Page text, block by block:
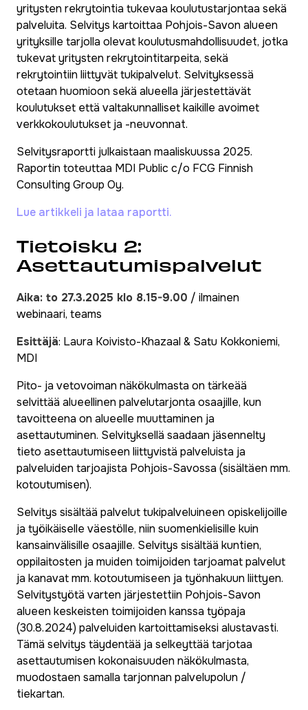
yritysten rekrytointia tukevaa koulutustarjontaa sekä
palveluita. Selvitys kartoittaa Pohjois-Savon alueen
yrityksille tarjolla olevat koulutusmahdollisuudet, jotka
tukevat yritysten rekrytointitarpeita, sekä
rekrytointiin liittyvät tukipalvelut. Selvityksessä
otetaan huomioon sekä alueella järjestettävät
koulutukset että valtakunnalliset kaikille avoimet
verkkokoulutukset ja -neuvonnat.
Selvitysraportti julkaistaan maaliskuussa 2025.
Raportin toteuttaa MDI Public c/o FCG Finnish
Consulting Group Oy.
Lue artikkeli ja lataa raportti.
Tietoisku 2:
Asettautumispalvelut
Aika: to 27.3.2025 klo 8.15-9.00 / ilmainen
webinaari, teams
Esittäjä: Laura Koivisto-Khazaal & Satu Kokkoniemi,
MDI
Pito- ja vetovoiman näkökulmasta on tärkeää
selvittää alueellinen palvelutarjonta osaajille, kun
tavoitteena on alueelle muuttaminen ja
asettautuminen. Selvityksellä saadaan jäsennelty
tieto asettautumiseen liittyvistä palveluista ja
palveluiden tarjoajista Pohjois-Savossa (sisältäen mm.
kotoutumisen).
Selvitys sisältää palvelut tukipalveluineen opiskelijoille
ja työikäiselle väestölle, niin suomenkielisille kuin
kansainvälisille osaajille. Selvitys sisältää kuntien,
oppilaitosten ja muiden toimijoiden tarjoamat palvelut
ja kanavat mm. kotoutumiseen ja työnhakuun liittyen.
Selvitystyötä varten järjestettiin Pohjois-Savon
alueen keskeisten toimijoiden kanssa työpaja
(30.8.2024) palveluiden kartoittamiseksi alustavasti.
Tämä selvitys täydentää ja selkeyttää tarjotaa
asettautumisen kokonaisuuden näkökulmasta,
muodostaen samalla tarjonnan palvelupolun /
tiekartan.